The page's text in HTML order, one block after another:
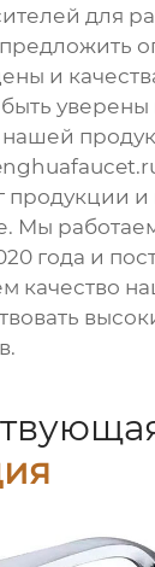
для
и
нашей
продукции
Мы
года и
качество